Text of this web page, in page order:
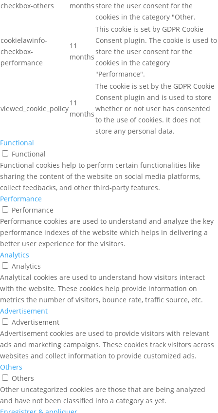
checkbox-others
monthsstore the user consent for the
cookies in the category "Other.
cookielawinfo-
checkbox-
performance
11
months
This cookie is set by GDPR Cookie
Consent plugin. The cookie is used to
store the user consent for the
cookies in the category
"Performance".
viewed_cookie_policy
11
months
The cookie is set by the GDPR Cookie
Consent plugin and is used to store
whether or not user has consented
to the use of cookies. It does not
store any personal data.
Functional
Functional
Functional cookies help to perform certain functionalities like
sharing the content of the website on social media platforms,
collect feedbacks, and other third-party features.
Performance
Performance
Performance cookies are used to understand and analyze the key
performance indexes of the website which helps in delivering a
better user experience for the visitors.
Analytics
Analytics
Analytical cookies are used to understand how visitors interact
with the website. These cookies help provide information on
metrics the number of visitors, bounce rate, traffic source, etc.
Advertisement
Advertisement
Advertisement cookies are used to provide visitors with relevant
ads and marketing campaigns. These cookies track visitors across
websites and collect information to provide customized ads.
Others
Others
Other uncategorized cookies are those that are being analyzed
and have not been classified into a category as yet.